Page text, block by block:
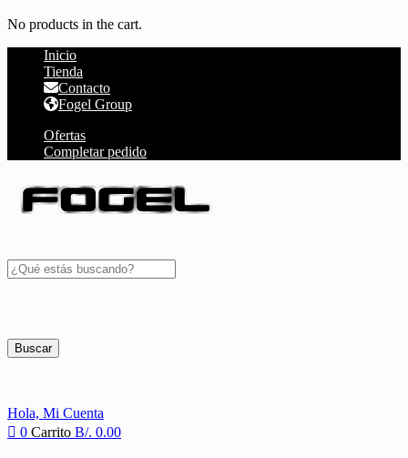
No products in the cart.
Inicio
Tienda
Contacto
Fogel Group
Ofertas
Completar pedido
Buscar
Hola, Mi Cuenta
0 Carrito B/. 0.00